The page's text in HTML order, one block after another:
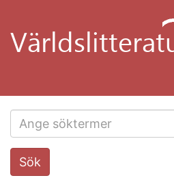
huvudinnehåll
Search
this
Sök